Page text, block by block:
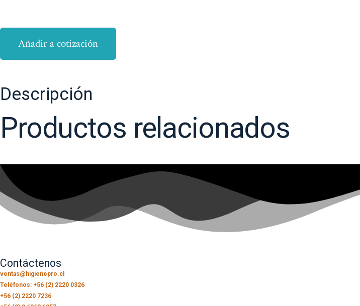
Añadir a cotización
Descripción
Productos relacionados
Contáctenos
ventas@higienepro.cl
Teléfonos: +56 (2) 2220 0326
+56 (2) 2220 7236